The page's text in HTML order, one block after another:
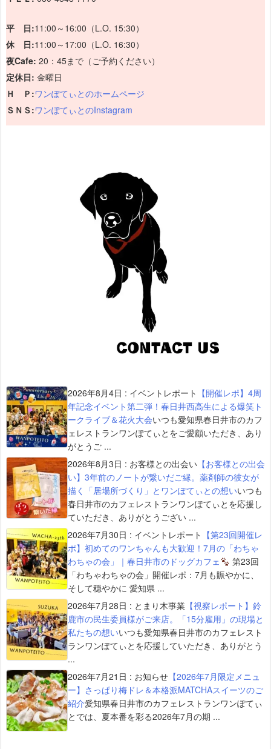
平 日:11:00～16:00（L.O. 15:30）
休 日:11:00～17:00（L.O. 16:30）
夜Cafe: 20：45まで（ご予約ください）
定休日: 金曜日
Ｈ Ｐ:ワンぽてぃとのホームページ
ＳＮＳ:ワンぽてぃとのInstagram
2026年8月4日 : イベントレポート 【開催レポ】4周
年記念イベント第二弾！春日井西高生による爆笑ト
ークライブ＆花火大会いつも愛知県春日井市のカフ
ェレストランワンぽてぃとをご愛顧いただき、あり
がとうご ...
2026年8月3日 : お客様との出会い 【お客様との出会
い】3年前のノートが繋いだご縁。薬剤師の彼女が
描く「居場所づくり」とワンぽてぃとの想いいつも
春日井市のカフェレストランワンぽてぃとを応援し
ていただき、ありがとうござい ...
2026年7月30日 : イベントレポート 【第23回開催レ
ポ】初めてのワンちゃんも大歓迎！7月の「わちゃ
わちゃの会」｜春日井市のドッグカフェ
第23回
「わちゃわちゃの会」開催レポ：7月も賑やかに、
そして穏やかに 愛知県 ...
2026年7月28日 : とまり木事業 【視察レポート】鈴
鹿市の民生委員様がご来店。「15分雇用」の現場と
私たちの想いいつも愛知県春日井市のカフェレスト
ランワンぽてぃとを応援していただき、ありがとう
...
2026年7月21日 : お知らせ 【2026年7月限定メニュ
ー】さっぱり梅ドレ＆本格派MATCHAスイーツのご
紹介愛知県春日井市のカフェレストランワンぽてぃ
とでは、夏本番を彩る2026年7月の期 ...